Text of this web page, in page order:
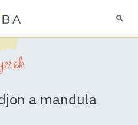
a mandula